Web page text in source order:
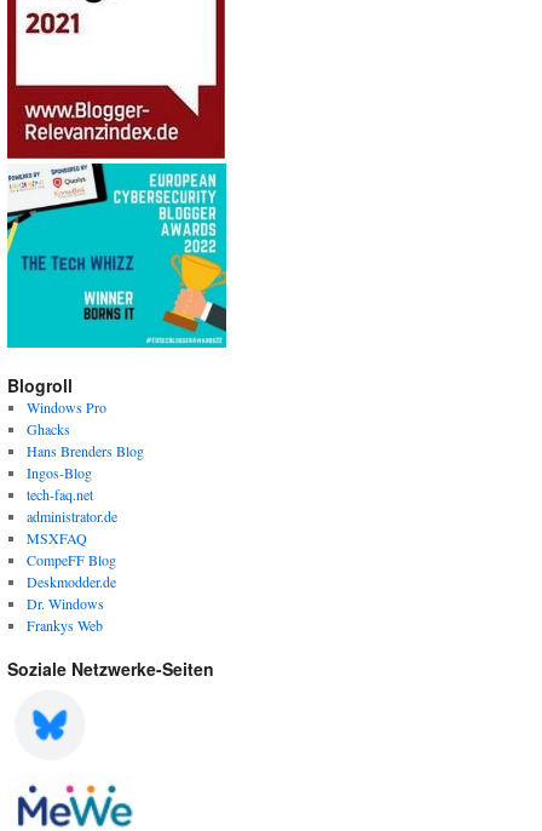
Blogroll
Windows Pro
Ghacks
Hans Brenders Blog
Ingos-Blog
tech-faq.net
administrator.de
MSXFAQ
CompeFF Blog
Deskmodder.de
Dr. Windows
Frankys Web
Soziale Netzwerke-Seiten